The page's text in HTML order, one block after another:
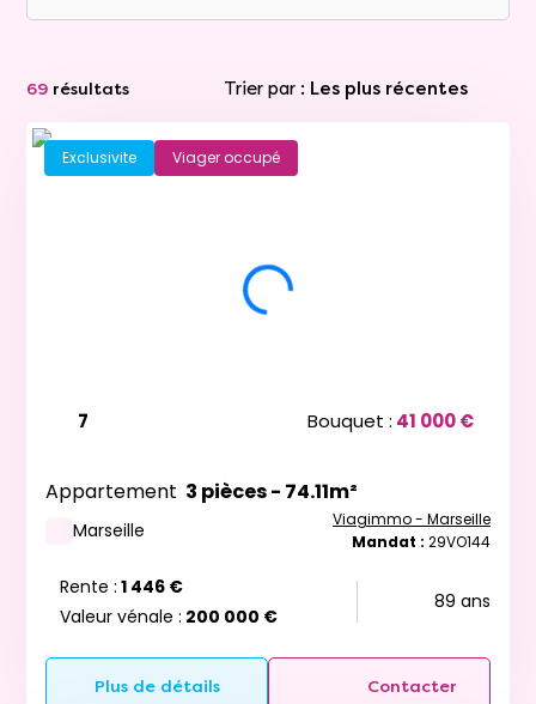
69 résultats Trier par : Les plus récentes
Exclusivite Viager occupé
7 Bouquet : 41 000 €
Appartement 3 pièces - 74.11m²
Marseille
Viagimmo - Marseille
Mandat : 29VO144
Rente : 1 446 €
Valeur vénale : 200 000 €
89 ans
Plus de détails Contacter